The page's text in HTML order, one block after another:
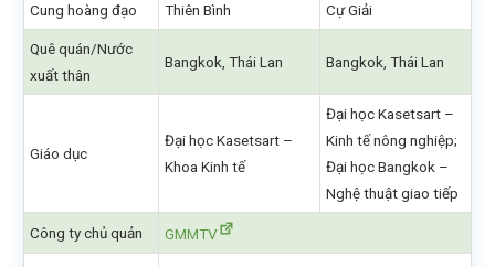
Cung hoàng đạo Thiên Bình Cự Giải
Quê quán/Nước
xuất thân
Bangkok, Thái Lan Bangkok, Thái Lan
Giáo dục
Đại học Kasetsart –
Khoa Kinh tế
Đại học Kasetsart –
Kinh tế nông nghiệp;
Đại học Bangkok –
Nghệ thuật giao tiếp
Công ty chủ quản GMMTV